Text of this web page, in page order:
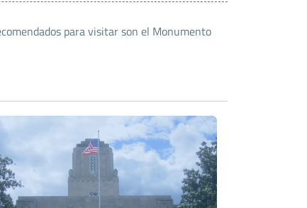
para visitar son el Monumento